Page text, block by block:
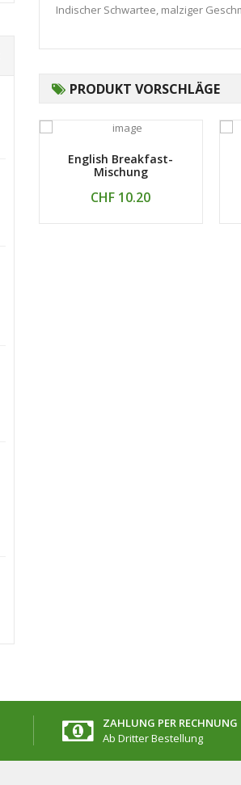
Indischer Schwartee, malziger
PRODUKT VORSCHLÄGE
English Breakfast-
Mischung
CHF 10.20
ZAHLUNG PER RECHNUNG
Ab Dritter Bestellung